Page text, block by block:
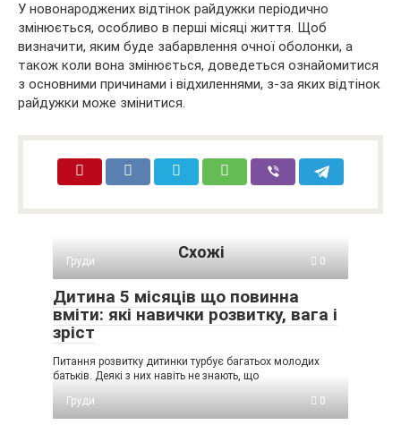
У новонароджених відтінок райдужки періодично
змінюється, особливо в перші місяці життя. Щоб
визначити, яким буде забарвлення очної оболонки, а
також коли вона змінюється, доведеться ознайомитися
з основними причинами і відхиленнями, з-за яких відтінок
райдужки може змінитися.
Схожі
Груди 0
Дитина 5 місяців що повинна
вміти: які навички розвитку, вага і
зріст
Питання розвитку дитинки турбує багатьох молодих
батьків. Деякі з них навіть не знають, що
Груди
0